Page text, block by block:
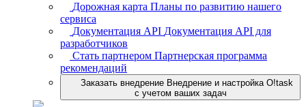
Дорожная карта Планы по развитию нашего
сервиса
Документация API Документация API для
разработчиков
Стать партнером Партнерская программа
рекомендаций
Заказать внедрение Внедрение и настройка O!task
с учетом ваших задач